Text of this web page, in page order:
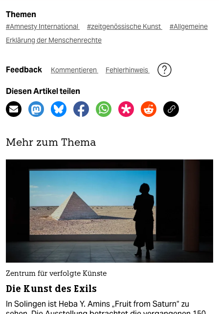
Themen
#Amnesty International #zeitgenössische Kunst
#Allgemeine
Erklärung der Menschenrechte
Feedback Kommentieren Fehlerhinweis
Diesen Artikel teilen
Mehr zum Thema
Zentrum für verfolgte Künste
Die Kunst des Exils
In Solingen ist Heba Y. Amins „Fruit from Saturn“ zu